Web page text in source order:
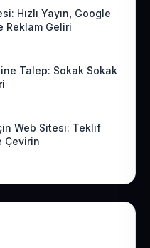
Hızlı Yayın, Google
Reklam Geliri
Talep: Sokak Sokak
Web Sitesi: Teklif
Çevirin